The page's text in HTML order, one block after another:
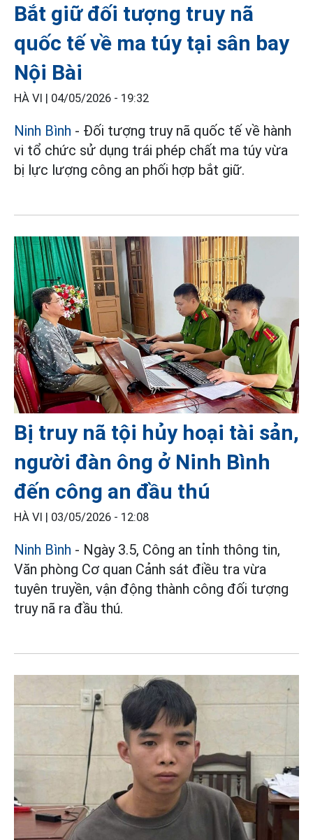
Bắt giữ đối tượng truy nã
quốc tế về ma túy tại sân bay
Nội Bài
HÀ VI | 04/05/2026 - 19:32
Ninh Bình - Đối tượng truy nã quốc tế về hành
vi tổ chức sử dụng trái phép chất ma túy vừa
bị lực lượng công an phối hợp bắt giữ.
Bị truy nã tội hủy hoại tài sản,
người đàn ông ở Ninh Bình
đến công an đầu thú
HÀ VI | 03/05/2026 - 12:08
Ninh Bình - Ngày 3.5, Công an tỉnh thông tin,
Văn phòng Cơ quan Cảnh sát điều tra vừa
tuyên truyền, vận động thành công đối tượng
truy nã ra đầu thú.